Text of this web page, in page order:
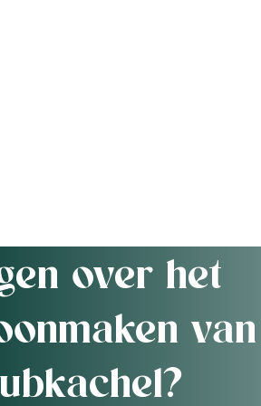
over het